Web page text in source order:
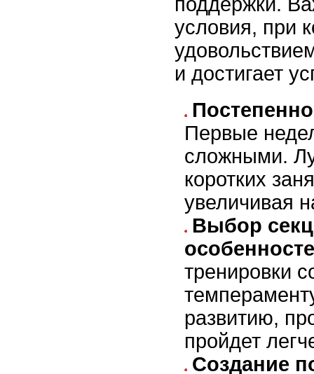
условия, при
и достигает
Первые
сложными.
коротких
увеличивая
Выбор
тренировки
развитию,
пройдет
Создание